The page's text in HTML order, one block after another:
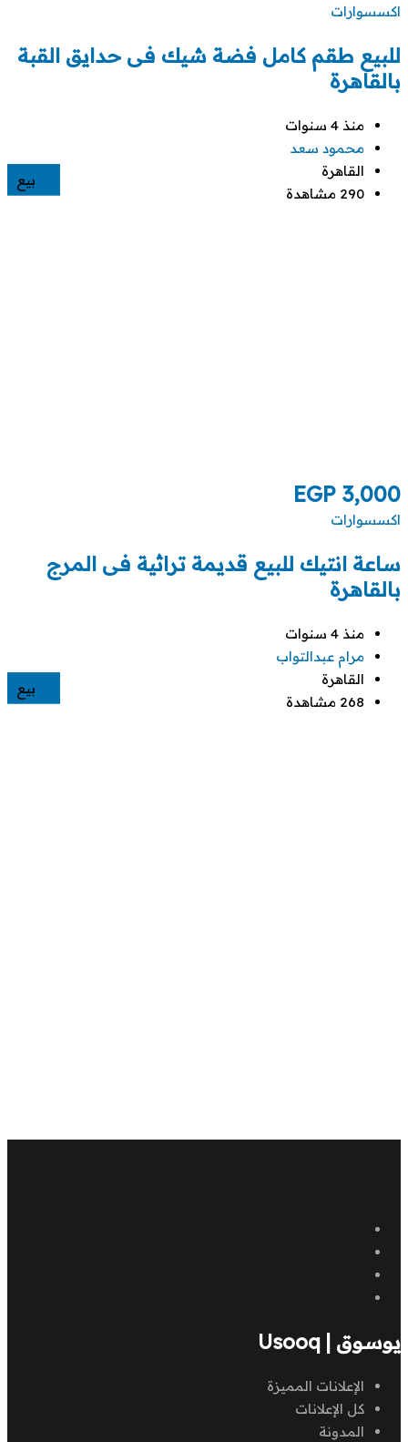
بيع
اكسسوارات
للبيع طقم كامل فضة شيك فى حدايق القبة
بالقاهرة
منذ 4 سنوات
محمود سعد
القاهرة
290 مشاهدة
بيع
EGP 3,000
اكسسوارات
ساعة انتيك للبيع قديمة تراثية فى المرج
بالقاهرة
منذ 4 سنوات
مرام عبدالتواب
القاهرة
268 مشاهدة
يوسوق | Usooq
الإعلانات المميزة
كل الإعلانات
المدونة